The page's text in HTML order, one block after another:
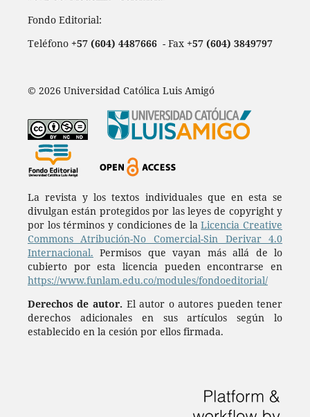
Fondo Editorial:
Teléfono +57 (604) 4487666- Fax +57 (604) 3849797
© 2026 Universidad Católica Luis Amigó
La revista y los textos individuales que en esta se
divulgan están protegidos por las leyes de copyright y
por los términos y condiciones de laLicencia Creative
Commons Atribución-No Comercial-Sin Derivar 4.0
Internacional. Permisos que vayan más allá de lo
cubierto por esta licencia pueden encontrarse en
https://www.funlam.edu.co/modules/fondoeditorial/
Derechos de autor. El autor o autores pueden tener
derechos adicionales en sus artículos según lo
establecido en la cesión por ellos firmada.